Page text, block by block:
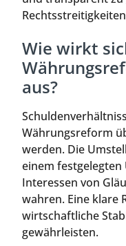
Wie wirkt
aus?
Währungsreform
werden. Die
einem
Interessen von
wahren. Eine klare
wirtschaftliche
gewährleisten.